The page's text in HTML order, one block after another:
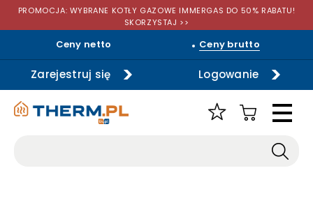
PROMOCJA: WYBRANE KOTŁY GAZOWE IMMERGAS DO 50% RABATU!
SKORZYSTAJ >>
Ceny netto Ceny brutto
Zarejestruj się Logowanie